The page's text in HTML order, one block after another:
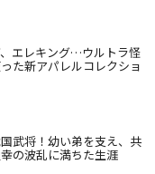
エレキング…ウルトラ怪
た新アパレルコレクショ
武将！幼い弟を支え、共
の波乱に満ちた生涯